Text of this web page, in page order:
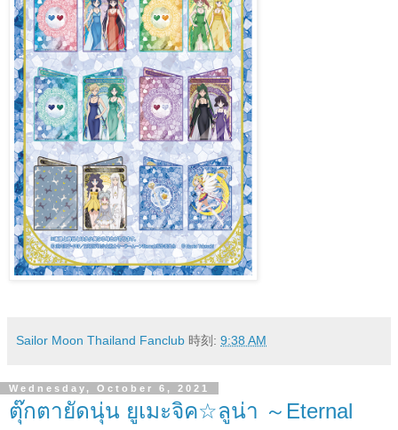
Sailor Moon Thailand Fanclub 時刻: 9:38 AM
Wednesday, October 6, 2021
ตุ๊กตายัดนุ่น ยูเมะจิค☆ลูน่า ～Eternal